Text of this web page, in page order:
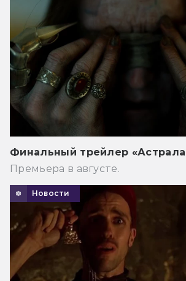
Финальный трейлер
Премьера в августе.
Новости